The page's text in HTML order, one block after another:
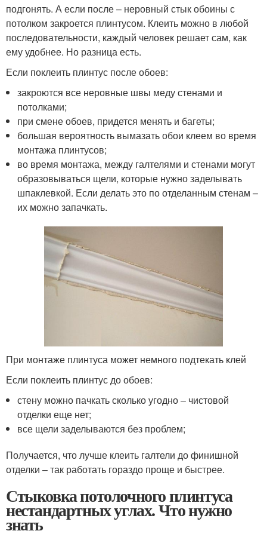
подгонять. А если после – неровный стык обоины с
потолком закроется плинтусом. Клеить можно в любой
последовательности, каждый человек решает сам, как
ему удобнее. Но разница есть.
Если поклеить плинтус после обоев:
закроются все неровные швы меду стенами и
потолками;
при смене обоев, придется менять и багеты;
большая вероятность вымазать обои клеем во время
монтажа плинтусов;
во время монтажа, между галтелями и стенами могут
образовываться щели, которые нужно заделывать
шпаклевкой. Если делать это по отделанным стенам –
их можно запачкать.
При монтаже плинтуса может немного подтекать клей
Если поклеить плинтус до обоев:
стену можно пачкать сколько угодно – чистовой
отделки еще нет;
все щели заделываются без проблем;
Получается, что лучше клеить галтели до финишной
отделки – так работать гораздо проще и быстрее.
Стыковка потолочного плинтуса
нестандартных углах. Что нужно
знать